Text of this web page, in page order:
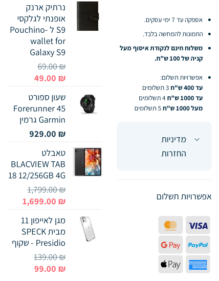
אספקה עד 7 ימי עסקים.
התמונות להמחשה בלבד.
משלוח חינם לנקודת איסוף מעל
קניה של 100 ש"ח.
אפשרויות תשלום:
עד 400 ש"ח
3 תשלומים
עד 1000 ש"ח
4 תשלומים
מעל 1000 ש"ח
5 תשלומים
מדיניות
החזרות
אפשרויות תשלום
Visa
PayPal
Google
PayAmerican
Express
Apple
Pay
נרתיק ארנק
אופנתי לגלקסי
S9 ל -Pouchino
wallet for
Galaxy S9
69.00₪
המחיר
היה:
69.00 ₪.
49.00 ₪
המחיר
הוא:
49.00 ₪.
שעון ספורט
Forerunner 45
Garmin גרמין
929.00 ₪
טאבלט
BLACVIEW TAB
18 12/256GB 4G
1,799.00₪
המחיר
היה:
1,799.00 ₪.
1,699.00 ₪
הוא:
₪.
מגן לאייפון 11
מבית SPECK
Presidio - שקוף
139.00₪
המחיר99.00 ₪
המחיר